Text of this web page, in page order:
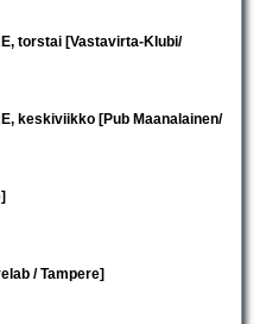
torstai [Vastavirta-Klubi/
keskiviikko [Pub Maanalainen/
/ Tampere]